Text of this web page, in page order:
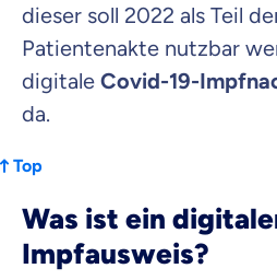
dieser soll 2022 als Teil
Patientenakte nutzbar
digitale Covid-19-
da.
Top
Was ist ein
Impfausweis?
Kontaktaufnahme durch ottonova.
Weiter zu deinen